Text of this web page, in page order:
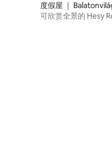
度假屋 ｜
可欣赏全景的 Hesy